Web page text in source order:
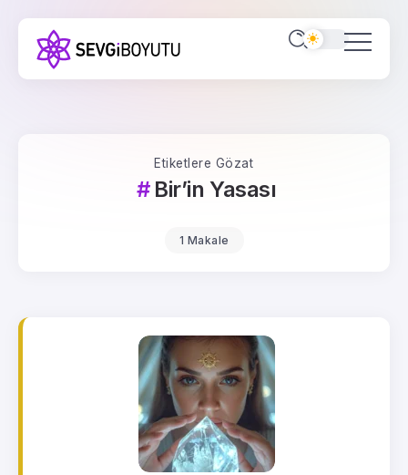
Etiketlere Gözat
Bir’in Yasası
1 Makale